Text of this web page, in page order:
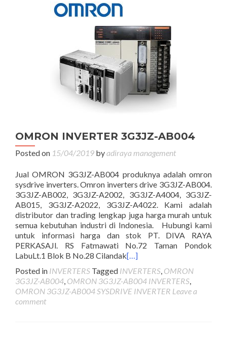
OMRON INVERTER 3G3JZ-AB004
Posted on 15/04/2019 byadiraya management
Jual OMRON 3G3JZ-AB004 produknya adalah omron
sysdrive inverters. Omron inverters drive 3G3JZ-AB004.
3G3JZ-AB002, 3G3JZ-A2002, 3G3JZ-A4004, 3G3JZ-
AB015, 3G3JZ-A2022, 3G3JZ-A4022. Kami adalah
distributor dan trading lengkap juga harga murah untuk
semua kebutuhan industri di Indonesia. Hubungi kami
untuk informasi harga dan stok PT. DIVA RAYA
PERKASAJl. RS Fatmawati No.72 Taman Pondok
LabuLt.1 Blok B No.28 Cilandak[…]
Posted in INVERTERS Tagged INVERTERS, OMRON
3G3JZ-AB004, OMRON 3G3JZ-AB004 INVERTERS,
OMRON 3G3JZ-AB004 SYSDRIVE INVERTER Leave a
comment